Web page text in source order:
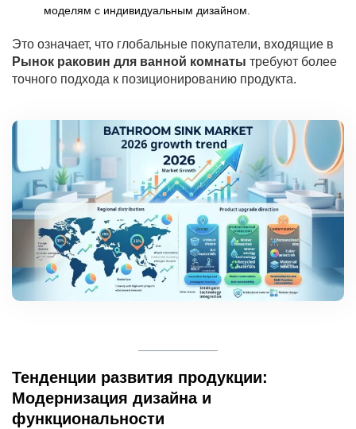
моделям с индивидуальным дизайном.
Это означает, что глобальные покупатели, входящие в
Рынок раковин для ванной комнаты требуют более
точного подхода к позиционированию продукта.
Тенденции развития продукции:
Модернизация дизайна и
функциональности